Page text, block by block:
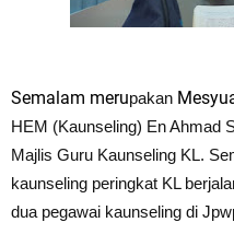
Semalam merupakan
HEM (Kaunseling) En Ahmad
Majlis Guru Kaunseling KL.
kaunseling peringkat KL
dua pegawai kaunseling di Jpw